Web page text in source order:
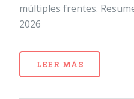
múltiples frentes.
2026
LEER MÁS